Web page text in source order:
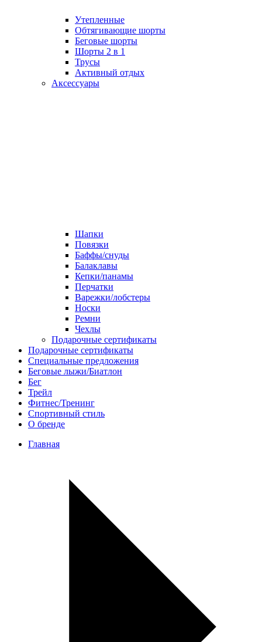
Утепленные
Обтягивающие шорты
Беговые шорты
Шорты 2 в 1
Трусы
Активный отдых
Аксессуары
Шапки
Повязки
Баффы/снуды
Балаклавы
Кепки/панамы
Перчатки
Варежки/лобстеры
Носки
Ремни
Чехлы
Подарочные сертификаты
Подарочные сертификаты
Специальные предложения
Беговые лыжи/Биатлон
Бег
Трейл
Фитнес/Тренинг
Спортивный стиль
О бренде
Главная